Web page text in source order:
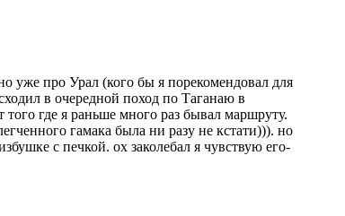
уже про Урал (кого бы я порекомендовал для
в очередной поход по Таганаю в
где я раньше много раз бывал маршруту.
гамака была ни разу не кстати))). но
с печкой. ох заколебал я чувствую его-